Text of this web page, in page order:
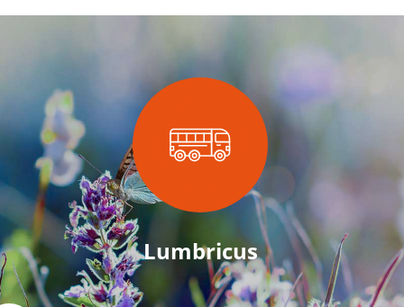
Lumbricus